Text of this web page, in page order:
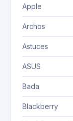
Apple
Archos
Astuces
ASUS
Bada
Blackberry